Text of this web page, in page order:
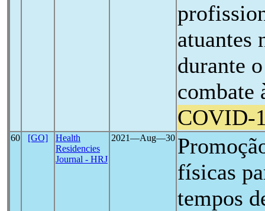
atuantes
durante
combate
COVID-
60 [GO]
Health
Residencies
Journal - HRJ
2021―Aug―30
físicas
tempos